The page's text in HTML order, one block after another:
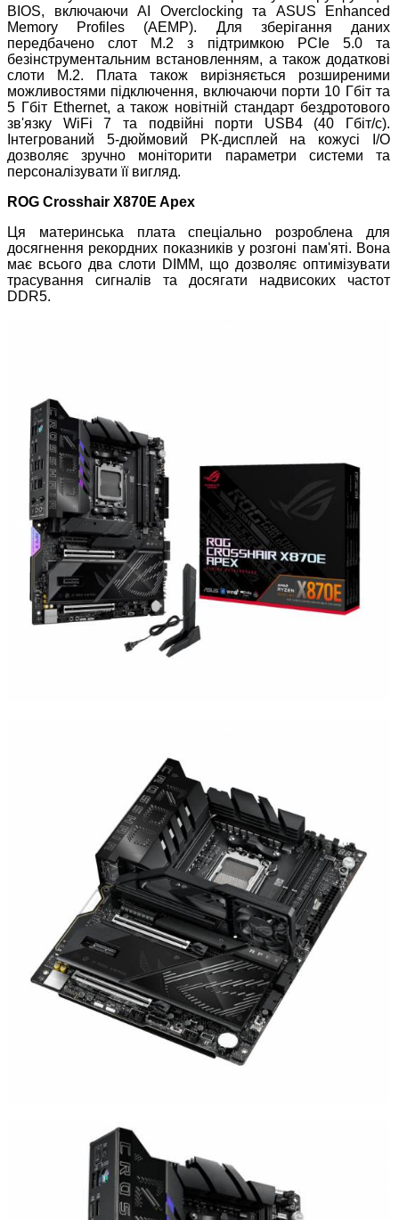
BIOS, включаючи AI Overclocking та ASUS Enhanced
Memory Profiles (AEMP). Для зберігання даних
передбачено слот M.2 з підтримкою PCIe 5.0 та
безінструментальним встановленням, а також додаткові
слоти M.2. Плата також вирізняється розширеними
можливостями підключення, включаючи порти 10 Гбіт та
5 Гбіт Ethernet, а також новітній стандарт бездротового
зв'язку WiFi 7 та подвійні порти USB4 (40 Гбіт/с).
Інтегрований 5-дюймовий РК-дисплей на кожусі I/O
дозволяє зручно моніторити параметри системи та
персоналізувати її вигляд.
ROG Crosshair X870E Apex
Ця материнська плата спеціально розроблена для
досягнення рекордних показників у розгоні пам'яті. Вона
має всього два слоти DIMM, що дозволяє оптимізувати
трасування сигналів та досягати надвисоких частот
DDR5.